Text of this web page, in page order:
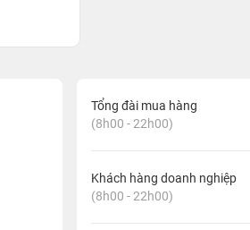
Tổng đài mua hàng
(8h00 - 22h00)
Khách hàng doanh nghiệp
(8h00 - 22h00)